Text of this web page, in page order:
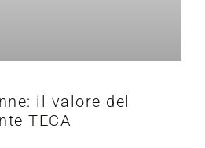
il valore del
TECA